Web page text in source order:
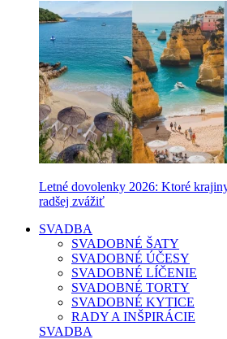
Letné dovolenky 2026: Ktoré
radšej zvážiť
SVADBA
SVADOBNÉ ŠATY
SVADOBNÉ ÚČESY
SVADOBNÉ LÍČENIE
SVADOBNÉ TORTY
SVADOBNÉ KYTICE
RADY A INŠPIRÁCIE
SVADBA